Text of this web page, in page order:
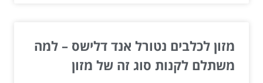
מזון לכלבים נטורל אנד דלישס – למה
משתלם לקנות סוג זה של מזון